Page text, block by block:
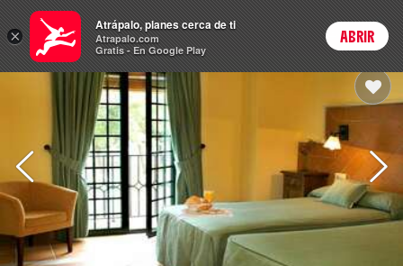
Hoteles Login
×
Atrápalo, planes cerca de ti
Atrapalo.com
Gratis - En Google Play
ABRIR